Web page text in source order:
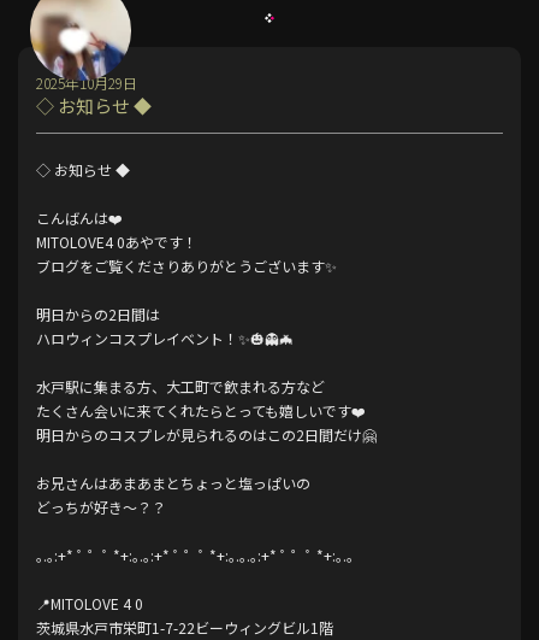
◇ お知らせ ◆
2025年10月29日
◇ お知らせ ◆
こんばんは❤️
MITOLOVE4 0あやです！
ブログをご覧くださりありがとうございます✨️
明日からの2日間は
ハロウィンコスプレイベント！✨️🎃👻🦇
水戸駅に集まる方、大工町で飲まれる方など
たくさん会いに来てくれたらとっても嬉しいです❤️
明日からのコスプレが見られるのはこの2日間だけ🤗
お兄さんはあまあまとちょっと塩っぱいの
どっちが好き〜？？
｡.｡:+* ﾟ ゜ﾟ *+:｡.｡:+* ﾟ ゜ﾟ *+:｡.｡.｡:+* ﾟ ゜ﾟ *+:｡.｡
📍MITOLOVE 4 0
茨城県水戸市栄町1-7-22ビーウィングビル1階